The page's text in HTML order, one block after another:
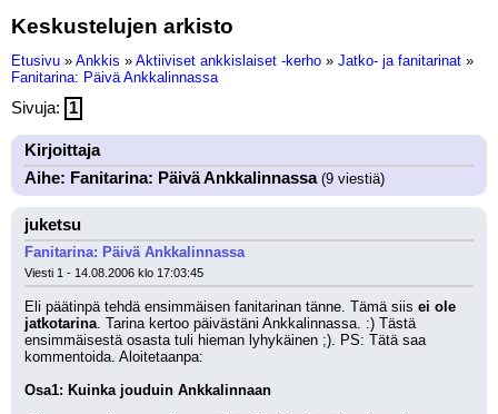
Keskustelujen arkisto
Etusivu » Ankkis » Aktiiviset ankkislaiset -kerho » Jatko- ja fanitarinat »
Fanitarina: Päivä Ankkalinnassa
Sivuja: 1
Kirjoittaja
Aihe: Fanitarina: Päivä Ankkalinnassa(9 viestiä)
juketsu
Fanitarina: Päivä Ankkalinnassa
Viesti 1 - 14.08.2006 klo 17:03:45
Eli päätinpä tehdä ensimmäisen fanitarinan tänne. Tämä siis ei ole
jatkotarina. Tarina kertoo päivästäni Ankkalinnassa. :) Tästä
ensimmäisestä osasta tuli hieman lyhykäinen ;). PS: Tätä saa
kommentoida. Aloitetaanpa:
Osa1: Kuinka jouduin Ankkalinnaan